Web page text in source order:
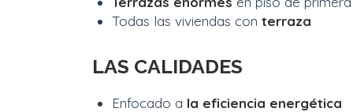
Todas las viviendas con terraza
LAS CALIDADES
Enfocado a la eficiencia energética